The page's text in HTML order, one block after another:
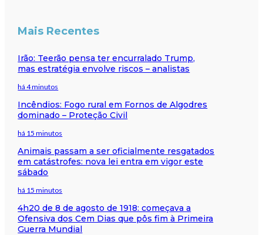
Mais Recentes
Irão: Teerão pensa ter encurralado Trump,
mas estratégia envolve riscos – analistas
há 4 minutos
Incêndios: Fogo rural em Fornos de Algodres
dominado – Proteção Civil
há 15 minutos
Animais passam a ser oficialmente resgatados
em catástrofes: nova lei entra em vigor este
sábado
há 15 minutos
4h20 de 8 de agosto de 1918: começava a
Ofensiva dos Cem Dias que pôs fim à Primeira
Guerra Mundial